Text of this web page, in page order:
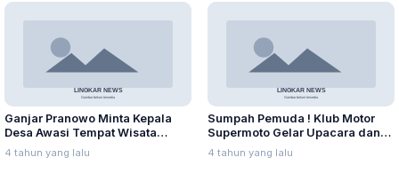
Ganjar Pranowo Minta Kepala
Desa Awasi Tempat Wisata
Selama Nataru
4 tahun yang lalu
Sumpah Pemuda ! Klub Motor
Supermoto Gelar Upacara dan
Tabur Benih Ikan
4 tahun yang lalu